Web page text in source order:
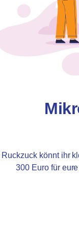
Ruckzuck könnt ihr
300 Euro für